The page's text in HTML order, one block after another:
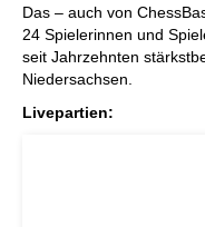
Das – auch von
24 Spielerinnen und
seit Jahrzehnten
Niedersachsen.
Livepartien: